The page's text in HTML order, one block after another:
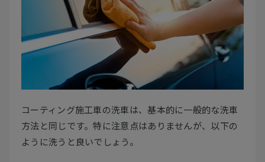
コーティング施工車の洗車は、基本的に一般的な洗車
方法と同じです。特に注意点はありませんが、以下の
ように洗うと良いでしょう。